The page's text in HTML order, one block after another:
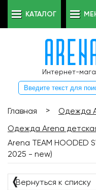
Интернет-
КАТАЛОГ
Главная > Одежда
Одежда Arena
Arena TEAM HOODED
2025 - new)
❬Вернуться к списку